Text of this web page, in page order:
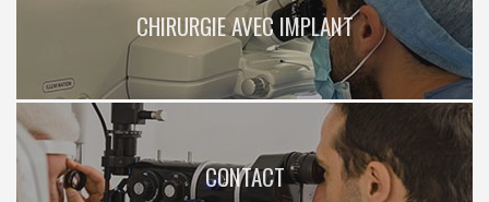
CHIRURGIE AVEC IMPLANT
CONTACT